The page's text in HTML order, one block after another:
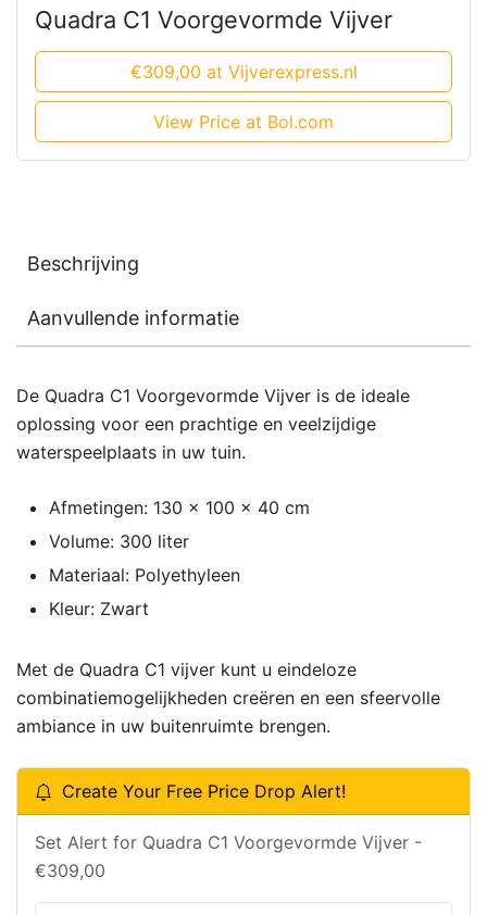
Quadra C1 Voorgevormde Vijver
€309,00 at Vijverexpress.nl
View Price at Bol.com
Beschrijving
Aanvullende informatie
De Quadra C1 Voorgevormde Vijver is de ideale
oplossing voor een prachtige en veelzijdige
waterspeelplaats in uw tuin.
Afmetingen: 130 x 100 x 40 cm
Volume: 300 liter
Materiaal: Polyethyleen
Kleur: Zwart
Met de Quadra C1 vijver kunt u eindeloze
combinatiemogelijkheden creëren en een sfeervolle
ambiance in uw buitenruimte brengen.
Create Your Free Price Drop Alert!
Set Alert for Quadra C1 Voorgevormde Vijver -
€309,00